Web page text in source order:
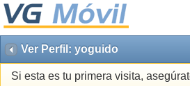
Ver Perfil: yoguido
Si esta es tu primera visita,